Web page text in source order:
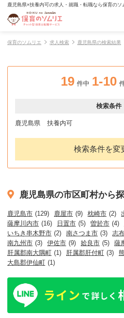
鹿児島県×扶養内可の求人・就職・転職なら保育のソ
保育のソムリエ 求人検索 鹿児島県の検索結果
19 件中 1-10
検索条件
鹿児島県 扶養内可
検索条件を変
鹿児島県の市区町村から
鹿児島市 (129) 鹿屋市 (9) 枕崎市 (2)
薩摩川内市 (16) 日置市 (5) 曽於市 (4)
いちき串木野市 (2) 南さつま市 (3) 志
南九州市 (3) 伊佐市 (9) 姶良市 (5) 薩
肝属郡南大隅町 (1) 肝属郡肝付町 (3)
大島郡伊仙町 (1)